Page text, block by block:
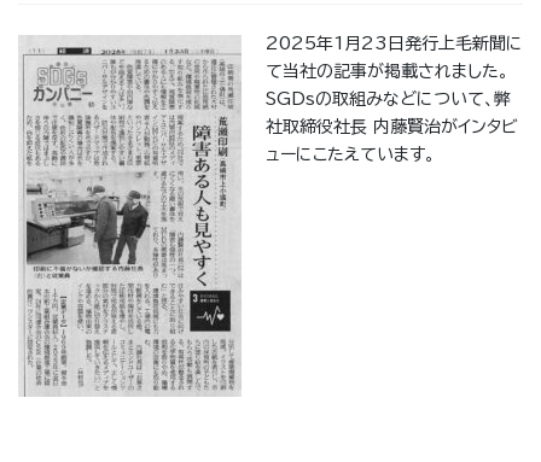
2025年1月23日発行上毛新聞に
て当社の記事が掲載されました。
SGDsの取組みなどについて、弊
社取締役社長 内藤賢治がインタビ
ューにこたえています。